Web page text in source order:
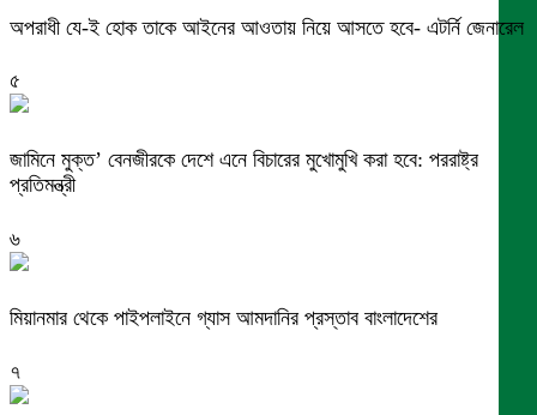
অপরাধী যে-ই হোক তাকে আইনের আওতায় নিয়ে আসতে হবে- এটর্নি জেনারেল
৫
জামিনে মুক্ত’ বেনজীরকে দেশে এনে বিচারের মুখোমুখি করা হবে: পররাষ্ট্র
প্রতিমন্ত্রী
৬
মিয়ানমার থেকে পাইপলাইনে গ্যাস আমদানির প্রস্তাব বাংলাদেশের
৭